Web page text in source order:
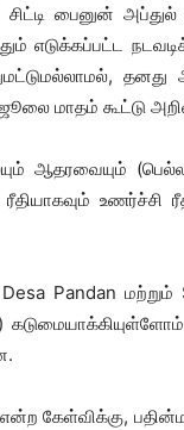
பைனுன் அப்துல்
எடுக்கப்பட்ட
மாதம் கூட்டு
ஆதரவையும்
உணர்ச்சி
Pandan மற்றும்
கேள்விக்கு, பதின்ம